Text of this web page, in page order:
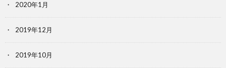
2020年1月
2019年12月
2019年10月